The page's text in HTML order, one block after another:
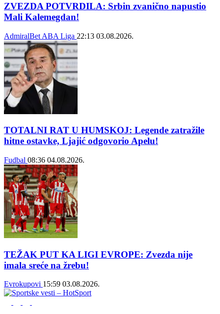
ZVEZDA POTVRDILA: Srbin zvanično napustio
Mali Kalemegdan!
AdmiralBet ABA Liga 22:13 03.08.2026.
TOTALNI RAT U HUMSKOJ: Legende zatražile
hitne ostavke, Ljajić odgovorio Apelu!
Fudbal 08:36 04.08.2026.
TEŽAK PUT KA LIGI EVROPE: Zvezda nije
imala sreće na žrebu!
Evrokupovi 15:59 03.08.2026.